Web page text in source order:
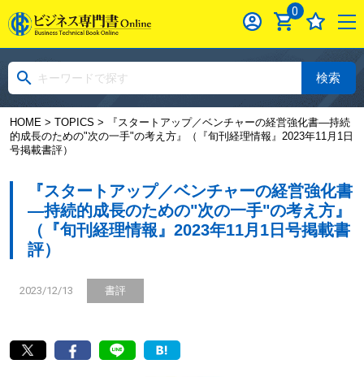
0
検索
HOME> TOPICS > 『スタートアップ／ベンチャーの経営強化書―持続
的成長のための"次の一手"の考え方』（『旬刊経理情報』2023年11月1日
号掲載書評）
『スタートアップ／ベンチャーの経営強化書
―持続的成長のための"次の一手"の考え方』
（『旬刊経理情報』2023年11月1日号掲載書
評）
2023/12/13 書評